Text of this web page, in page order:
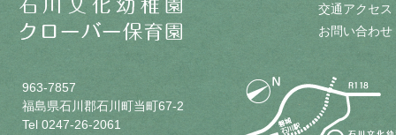
963-7857
福島県石川郡石川町当町67-2
Tel 0247-26-2061
交通アクセス
お問い合わせ